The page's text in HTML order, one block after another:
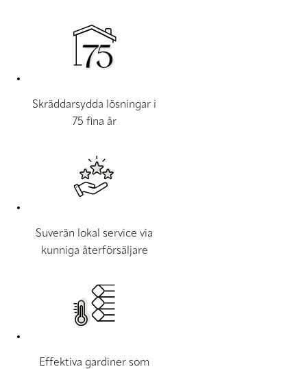
Skräddarsydda lösningar i
75 fina år
Suverän lokal service via
kunniga återförsäljare
Effektiva gardiner som